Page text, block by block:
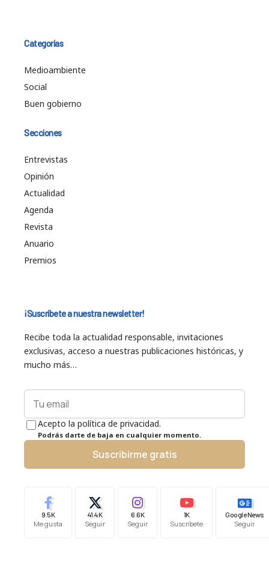
Categorías
Medioambiente
Social
Buen gobierno
Secciones
Entrevistas
Opinión
Actualidad
Agenda
Revista
Anuario
Premios
¡Suscríbete a nuestra newsletter!
Recibe toda la actualidad responsable, invitaciones
exclusivas, acceso a nuestras publicaciones históricas, y
mucho más…
Acepto la política de privacidad.
Podrás darte de baja en cualquier momento.
Suscribirme gratis
9.5K
Me gusta
41.4K
Seguir
6.6K
Seguir
1K
Suscríbete
Google News
Seguir